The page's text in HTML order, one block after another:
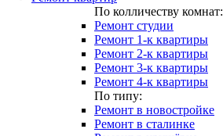
По колличеству комнат:
Ремонт студии
Ремонт 1-к квартиры
Ремонт 2-к квартиры
Ремонт 3-к квартиры
Ремонт 4-к квартиры
По типу:
Ремонт в новостройке
Ремонт в сталинке